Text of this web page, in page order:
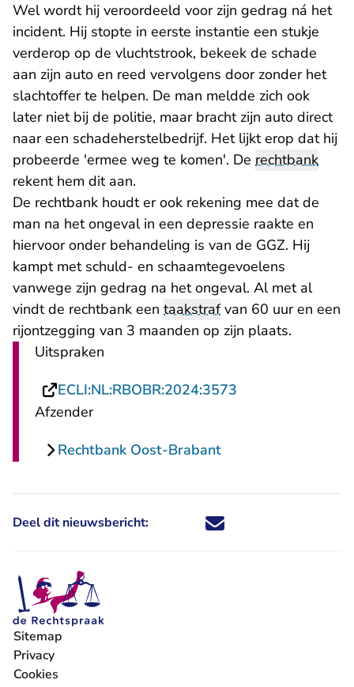
Wel wordt hij veroordeeld voor zijn gedrag ná het
incident. Hij stopte in eerste instantie een stukje
verderop op de vluchtstrook, bekeek de schade
aan zijn auto en reed vervolgens door zonder het
slachtoffer te helpen. De man meldde zich ook
later niet bij de politie, maar bracht zijn auto direct
naar een schadeherstelbedrijf. Het lijkt erop dat hij
probeerde 'ermee weg te komen'. De rechtbank
rekent hem dit aan.
De rechtbank houdt er ook rekening mee dat de
man na het ongeval in een depressie raakte en
hiervoor onder behandeling is van de GGZ. Hij
kampt met schuld- en schaamtegevoelens
vanwege zijn gedrag na het ongeval. Al met al
vindt de rechtbank een taakstrafvan 60 uur en een
rijontzegging van 3 maanden op zijn plaats.
Uitspraken
ECLI:NL:RBOBR:2024:3573
Afzender
Rechtbank Oost-Brabant
Deel dit nieuwsbericht: Deel dit nieuwsbericht via X -
Deel dit nieuwsbericht via
Deel dit nieuwsbericht
Deel dit
Sitemap
Privacy
Cookies